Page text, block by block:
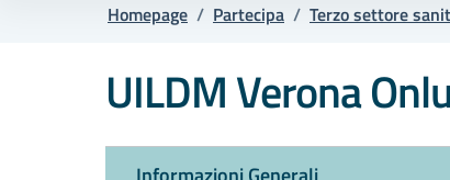
Homepage / Partecipa / Terzo settore
UILDM Verona